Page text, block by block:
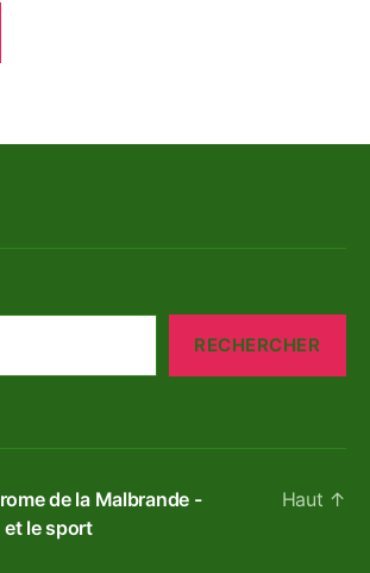
RECHERCHER
de la Malbrande -
et le sport
Haut ↑